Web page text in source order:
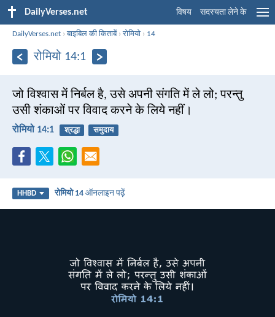
DailyVerses.net विषय सदस्यता लेने के
DailyVerses.net ›बाइबिल की किताबें›रोमियो › 14
रोमियो 14:1
जो विश्वास में निर्बल है, उसे अपनी संगति में ले लो; परन्तु
उसी शंकाओं पर विवाद करने के लिये नहीं।
रोमियो 14:1 श्रद्धा समुदाय
HHBD रोमियो 14 ऑनलाइन पढ़ें